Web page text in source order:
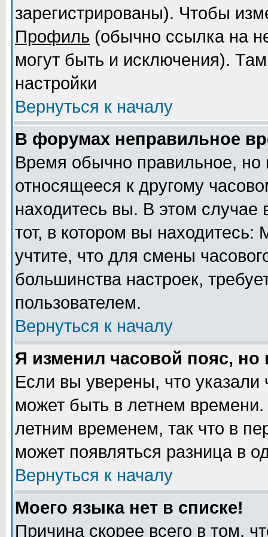
зарегистрированы). Чтобы
Профиль (обычно ссылка на
могут быть и исключения).
настройки
Вернуться к началу
В форумах неправильное
Время обычно правильное,
относящееся к другому
находитесь вы. В этом
тот, в котором вы
учтите, что для смены
большинства настроек,
пользователем.
Вернуться к началу
Я изменил часовой пояс,
Если вы уверены, что указали
может быть в летнем
летним временем, так что в
может появляться разница в
Вернуться к началу
Моего языка нет в списке!
Причина скорее всего в том,